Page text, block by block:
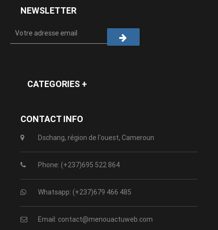
NEWSLETTER
CATEGORIES +
CONTACT INFO
Dschang, région de l'ouest, Cameroun
Phone: (+237)695 522 864
Whatsapp: (+237)679 466 485
Email: contact@menouactuweb.com